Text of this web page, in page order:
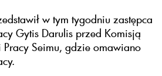
w tym tygodniu zastępca
Gytis Darulis przed Komisją
Pracy Seimu, gdzie omawiano